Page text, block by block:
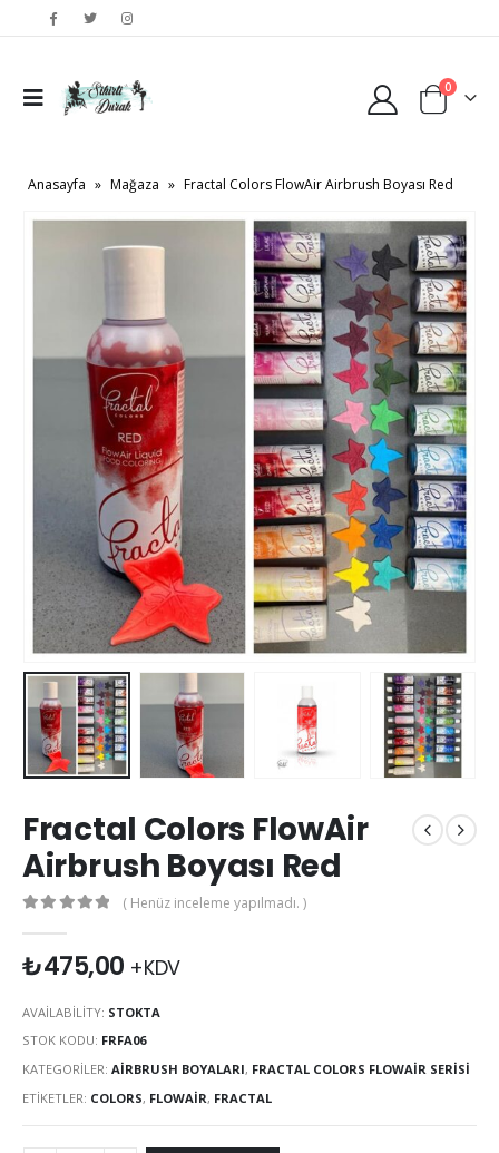
0
Anasayfa » Mağaza » Fractal Colors FlowAir Airbrush Boyası Red
Fractal Colors FlowAir
Airbrush Boyası Red
( Henüz inceleme yapılmadı. )
₺475,00 +KDV
AVAILABILITY: STOKTA
STOK KODU: FRFA06
KATEGORILER: AIRBRUSH BOYALARI, FRACTAL COLORS FLOWAIR SERISI
ETIKETLER: COLORS, FLOWAIR, FRACTAL